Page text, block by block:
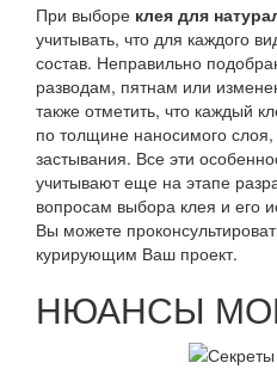
При выборе клея для
учитывать, что для каждого
состав. Неправильно
разводам, пятнам или
также отметить, что каждый
по толщине наносимого
застывания. Все эти
учитывают еще на этапе
вопросам выбора клея и его
Вы можете
курирующим Ваш проект.
НЮАНСЫ